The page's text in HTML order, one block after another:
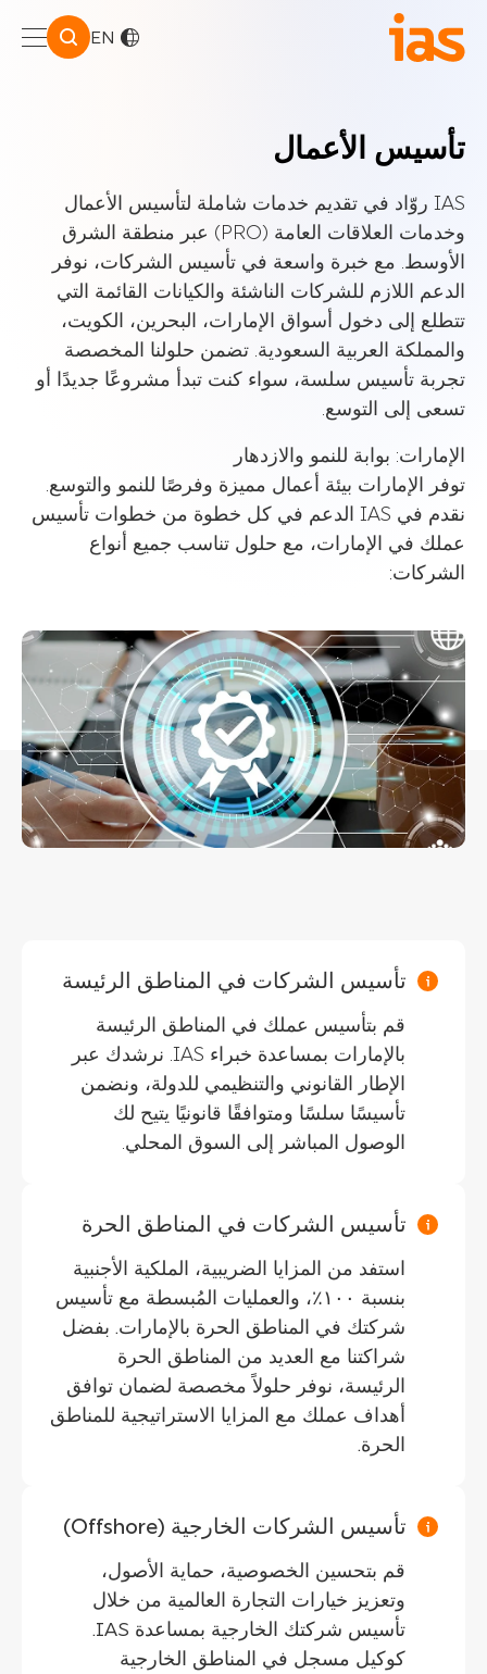
EN
تأسيس الأعمال
IAS روّاد في تقديم خدمات شاملة لتأسيس الأعمال
وخدمات العلاقات العامة (PRO) عبر منطقة الشرق
الأوسط. مع خبرة واسعة في تأسيس الشركات، نوفر
الدعم اللازم للشركات الناشئة والكيانات القائمة التي
تتطلع إلى دخول أسواق الإمارات، البحرين، الكويت،
والمملكة العربية السعودية. تضمن حلولنا المخصصة
تجربة تأسيس سلسة، سواء كنت تبدأ مشروعًا جديدًا أو
تسعى إلى التوسع.
الإمارات: بوابة للنمو والازدهار
توفر الإمارات بيئة أعمال مميزة وفرصًا للنمو والتوسع.
نقدم في IAS الدعم في كل خطوة من خطوات تأسيس
عملك في الإمارات، مع حلول تناسب جميع أنواع
الشركات:
تأسيس الشركات في المناطق الرئيسة
قم بتأسيس عملك في المناطق الرئيسة
بالإمارات بمساعدة خبراء IAS. نرشدك عبر
الإطار القانوني والتنظيمي للدولة، ونضمن
تأسيسًا سلسًا ومتوافقًا قانونيًا يتيح لك
الوصول المباشر إلى السوق المحلي.
تأسيس الشركات في المناطق الحرة
استفد من المزايا الضريبية، الملكية الأجنبية
بنسبة ١٠٠٪، والعمليات المُبسطة مع تأسيس
شركتك في المناطق الحرة بالإمارات. بفضل
شراكتنا مع العديد من المناطق الحرة
الرئيسة، نوفر حلولاً مخصصة لضمان توافق
أهداف عملك مع المزايا الاستراتيجية للمناطق
الحرة.
تأسيس الشركات الخارجية (Offshore)
قم بتحسين الخصوصية، حماية الأصول،
وتعزيز خيارات التجارة العالمية من خلال
تأسيس شركتك الخارجية بمساعدة IAS.
كوكيل مسجل في المناطق الخارجية